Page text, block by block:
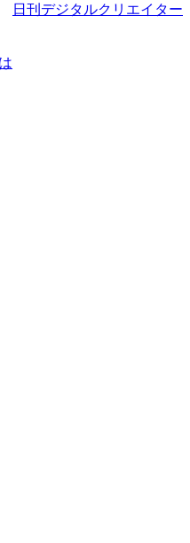
日刊デジタルクリエイター